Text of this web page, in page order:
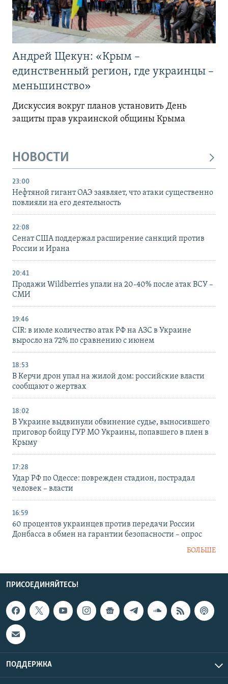
Андрей Щекун: «Крым –
единственный регион, где украинцы –
меньшинство»
Дискуссия вокруг планов установить День
защиты прав украинской общины Крыма
НОВОСТИ
23:00
Нефтяной гигант ОАЭ заявляет, что атаки существенно
повлияли на его деятельность
22:08
Сенат США поддержал расширение санкций против
России и Ирана
20:41
Продажи Wildberries упали на 20-40% после атак ВСУ –
СМИ
19:46
CIR: в июле количество атак РФ на АЗС в Украине
выросло на 72% по сравнению с июнем
18:53
В Керчи дрон упал на жилой дом: российские власти
сообщают о жертвах
18:02
В Украине выдвинули обвинение судье, выносившего
приговор бойцу ГУР МО Украины, попавшего в плен в
Крыму
17:28
Удар РФ по Одессе: поврежден стадион, пострадал
человек – власти
16:59
60 процентов украинцев против передачи России
Донбасса в обмен на гарантии безопасности – опрос
БОЛЬШЕ
ПРИСОЕДИНЯЙТЕСЬ!
ПОДДЕРЖКА